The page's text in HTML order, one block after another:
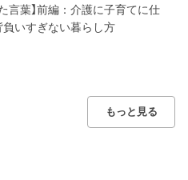
言葉】前編：介護に子育てに仕
いすぎない暮らし方
もっと見る